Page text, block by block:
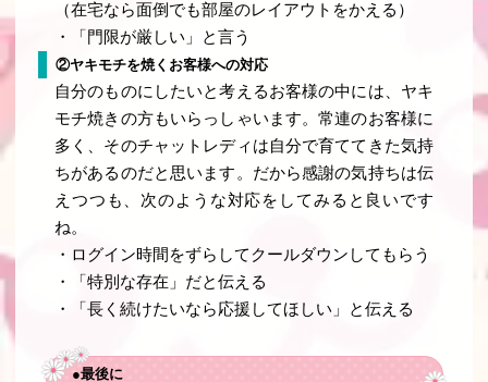
（在宅なら面倒でも部屋のレイアウトをかえる）
・「門限が厳しい」と言う
②ヤキモチを焼くお客様への対応
自分のものにしたいと考えるお客様の中には、ヤキ
モチ焼きの方もいらっしゃいます。常連のお客様に
多く、そのチャットレディは自分で育ててきた気持
ちがあるのだと思います。だから感謝の気持ちは伝
えつつも、次のような対応をしてみると良いです
ね。
・ログイン時間をずらしてクールダウンしてもらう
・「特別な存在」だと伝える
・「長く続けたいなら応援してほしい」と伝える
●最後に